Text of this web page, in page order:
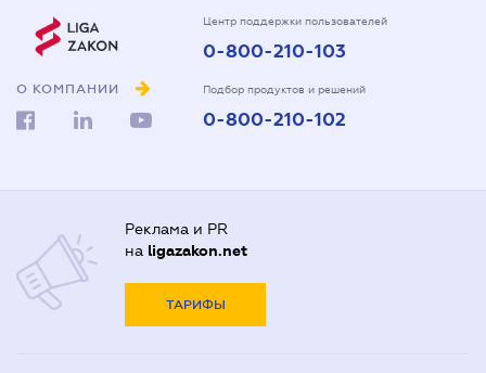
О КОМПАНИИ
Центр поддержки пользователей
0-800-210-103
Подбор продуктов и решений
0-800-210-102
Реклама и PR
на ligazakon.net
ТАРИФЫ